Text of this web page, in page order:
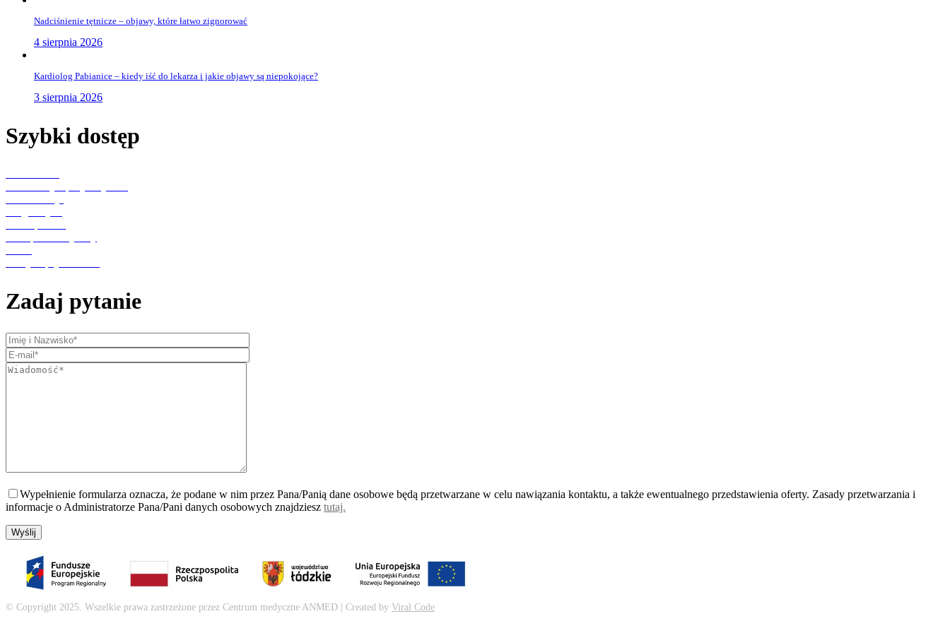
Nadciśnienie tętnicze – objawy, które łatwo zignorować
4 sierpnia 2026
Kardiolog Pabianice – kiedy iść do lekarza i jakie objawy są niepokojące?
3 sierpnia 2026
Szybki dostęp
Zadaj pytanie
Wypełnienie formularza oznacza, że podane w nim przez Pana/Panią dane osobowe będą przetwarzane w celu nawiązania kontaktu, a także ewentualnego przedstawienia oferty. Zasady przetwarzania i
informacje o Administratorze Pana/Pani danych osobowych znajdziesz tutaj.
© Copyright 2025. Wszelkie prawa zastrzeżone przez Centrum medyczne ANMED | Created by Viral Code